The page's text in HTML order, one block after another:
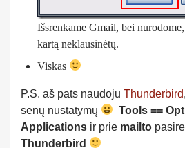
Išsrenkame Gmail, bei
kartą neklausinėtų.
Viskas
P.S. aš pats naudoju Thunderbird
senų nustatymų
Tools ==
Applications ir prie mailto
Thunderbird